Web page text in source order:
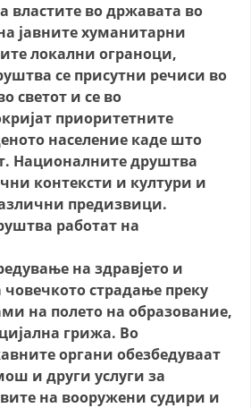
властите во државата во
јавните хуманитарни
локални ограноци,
се присутни речиси во
светот и се во
приоритетните
население каде што
Националните друштва
контексти и култури и
предизвици.
работат на
на здравјето и
страдање преку
на полето на образование,
грижа. Во
органи обезбедуваат
и други услуги за
на вооружени судири и